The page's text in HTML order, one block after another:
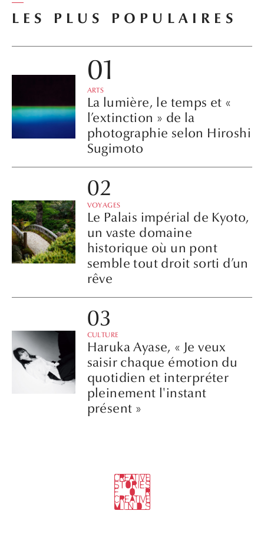
LES PLUS POPULAIRES
ARTS
La lumière, le temps et «
l’extinction » de la
photographie selon Hiroshi
Sugimoto
VOYAGES
Le Palais impérial de Kyoto,
un vaste domaine
historique où un pont
semble tout droit sorti d’un
rêve
CULTURE
Haruka Ayase, « Je veux
saisir chaque émotion du
quotidien et interpréter
pleinement l'instant
présent »